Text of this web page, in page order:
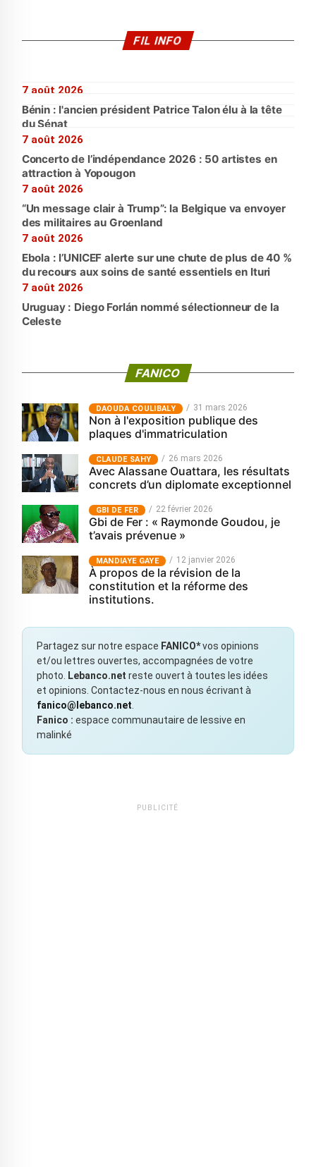
FIL INFO
7 août 2026
Bénin : l'ancien président Patrice Talon élu à la tête
du Sénat
7 août 2026
Concerto de l’indépendance 2026 : 50 artistes en
attraction à Yopougon
7 août 2026
“Un message clair à Trump”: la Belgique va envoyer
des militaires au Groenland
7 août 2026
Ebola : l’UNICEF alerte sur une chute de plus de 40 %
du recours aux soins de santé essentiels en Ituri
7 août 2026
Uruguay : Diego Forlán nommé sélectionneur de la
Celeste
FANICO
‎DAOUDA COULIBALY 31 mars 2026
Non à l'exposition publique des
plaques d'immatriculation
CLAUDE SAHY 26 mars 2026
Avec Alassane Ouattara, les résultats
concrets d’un diplomate exceptionnel
GBI DE FER 22 février 2026
Gbi de Fer : « Raymonde Goudou, je
t’avais prévenue »
MANDIAYE GAYE 12 janvier 2026
À propos de la révision de la
constitution et la réforme des
institutions.
Partagez sur notre espace FANICO*vos opinions
et/ou lettres ouvertes, accompagnées de votre
photo.
Lebanco.net reste ouvert à toutes les idées
et opinions. Contactez-nous en nous écrivant à
fanico@lebanco.net
Fanico : espace communautaire de lessive en
malinké
PUBLICITÉ